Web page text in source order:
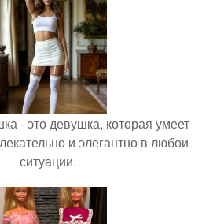
- это девушка, которая умеет
и элегантно в любои
ситуации.